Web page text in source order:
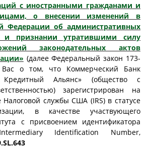
с иностранными гражданами и
о внесении изменений в
Федерации об административных
и признании утратившими силу
законодательных актов
(далее Федеральный закон 173-
о том, что Коммерческий Банк
Кредитный Альянс» (общество с
зарегистрирован на
службы США (IRS) в статусе
в качестве участвующего
с присвоением идентификатора
Identification Number,